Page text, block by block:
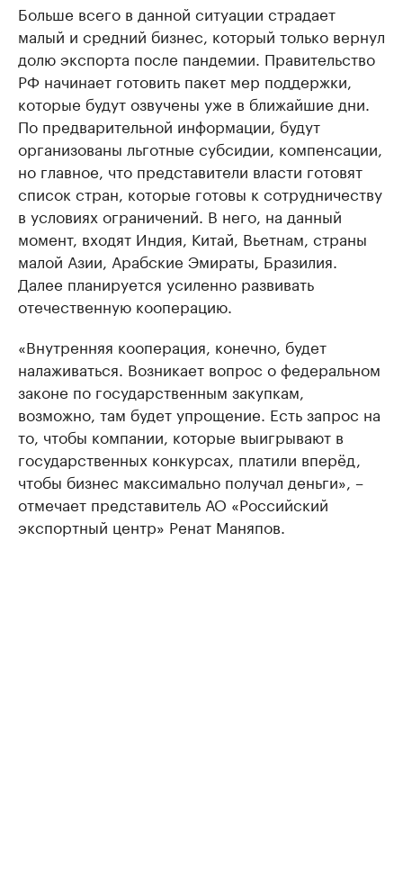
Больше всего в данной ситуации страдает
малый и средний бизнес, который только вернул
долю экспорта после пандемии. Правительство
РФ начинает готовить пакет мер поддержки,
которые будут озвучены уже в ближайшие дни.
По предварительной информации, будут
организованы льготные субсидии, компенсации,
но главное, что представители власти готовят
список стран, которые готовы к сотрудничеству
в условиях ограничений. В него, на данный
момент, входят Индия, Китай, Вьетнам, страны
малой Азии, Арабские Эмираты, Бразилия.
Далее планируется усиленно развивать
отечественную кооперацию.
«Внутренняя кооперация, конечно, будет
налаживаться. Возникает вопрос о федеральном
законе по государственным закупкам,
возможно, там будет упрощение. Есть запрос на
то, чтобы компании, которые выигрывают в
государственных конкурсах, платили вперёд,
чтобы бизнес максимально получал деньги», –
отмечает представитель АО «Российский
экспортный центр» Ренат Маняпов.